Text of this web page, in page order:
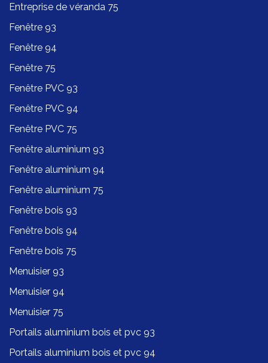
Entreprise de véranda 75
Fenêtre 93
Fenêtre 94
Fenêtre 75
Fenêtre PVC 93
Fenêtre PVC 94
Fenêtre PVC 75
Fenêtre aluminium 93
Fenêtre aluminium 94
Fenêtre aluminium 75
Fenêtre bois 93
Fenêtre bois 94
Fenêtre bois 75
Menuisier 93
Menuisier 94
Menuisier 75
Portails aluminium bois et pvc 93
Portails aluminium bois et pvc 94